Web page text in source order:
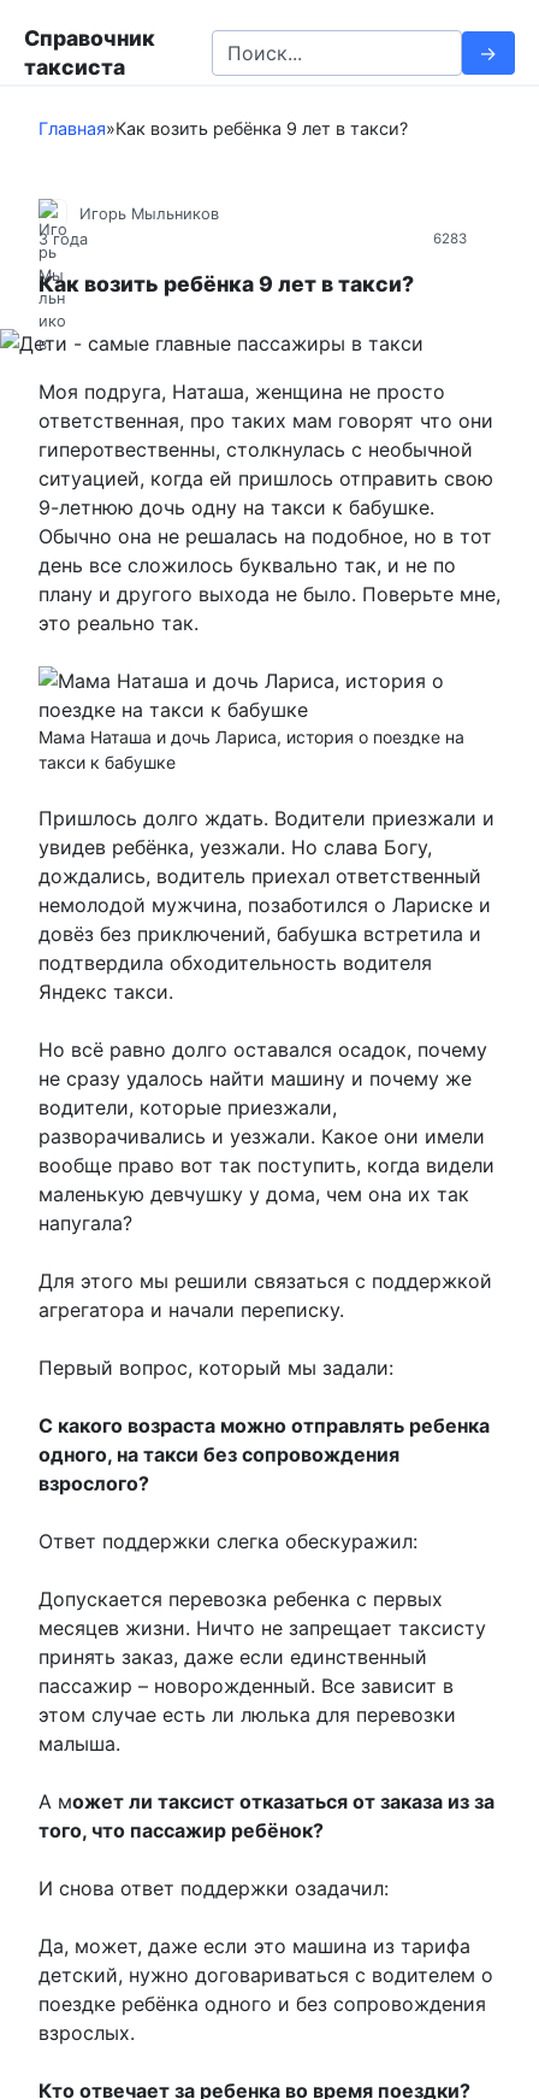
т
Справочник
таксиста
e
r
f
r
Главная»Как возить ребёнка 9 лет в такси?
6283
Игорь Мыльников
3 года
Как возить ребёнка 9 лет в такси?
Моя подруга, Наташа, женщина не просто
ответственная, про таких мам говорят что они
гиперотвественны, столкнулась с необычной
ситуацией, когда ей пришлось отправить свою
9-летнюю дочь одну на такси к бабушке.
Обычно она не решалась на подобное, но в тот
день все сложилось буквально так, и не по
плану и другого выхода не было. Поверьте мне,
это реально так.
Мама Наташа и дочь Лариса, история о поездке на
такси к бабушке
Пришлось долго ждать. Водители приезжали и
увидев ребёнка, уезжали. Но слава Богу,
дождались, водитель приехал ответственный
немолодой мужчина, позаботился о Лариске и
довёз без приключений, бабушка встретила и
подтвердила обходительность водителя
Яндекс такси.
Но всё равно долго оставался осадок, почему
не сразу удалось найти машину и почему же
водители, которые приезжали,
разворачивались и уезжали. Какое они имели
вообще право вот так поступить, когда видели
маленькую девчушку у дома, чем она их так
напугала?
Для этого мы решили связаться с поддержкой
агрегатора и начали переписку.
Первый вопрос, который мы задали:
С какого возраста можно отправлять ребенка
одного, на такси без сопровождения
взрослого?
Ответ поддержки слегка обескуражил:
Допускается перевозка ребенка с первых
месяцев жизни. Ничто не запрещает таксисту
принять заказ, даже если единственный
пассажир – новорожденный. Все зависит в
этом случае есть ли люлька для перевозки
малыша.
А может ли таксист отказаться от заказа из за
того, что пассажир ребёнок?
И снова ответ поддержки озадачил:
Да, может, даже если это машина из тарифа
детский, нужно договариваться с водителем о
поездке ребёнка одного и без сопровождения
взрослых.
Кто отвечает за ребенка во время поездки?